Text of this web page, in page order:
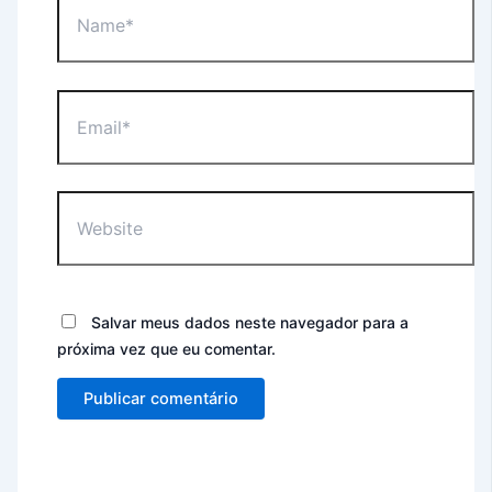
Salvar meus dados neste navegador para a
próxima vez que eu comentar.